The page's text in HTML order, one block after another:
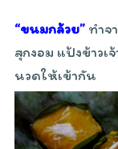
“ขนมกล้วย” ทำจ
สุกงอม แป้งข้าวเ
นวดให้เข้ากัน